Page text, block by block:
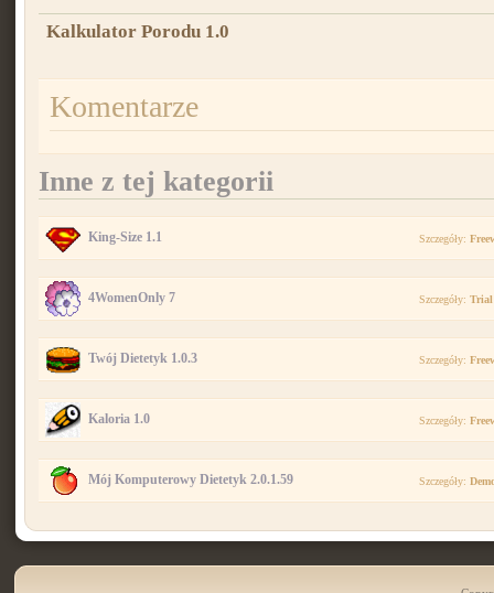
Kalkulator Porodu 1.0
Komentarze
Inne z tej kategorii
King-Size 1.1 Szczegóły:
4WomenOnly 7 Szczegóły: Trial
Twój Dietetyk 1.0.3 Szczegóły:
Kaloria 1.0 Szczegóły:
Mój Komputerowy Dietetyk 2.0.1.59 Szczegóły: